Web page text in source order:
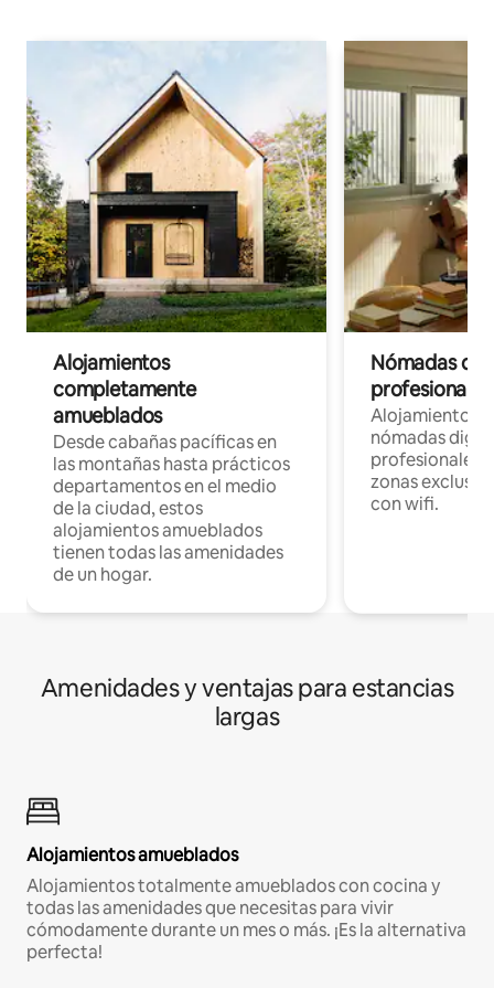
Alojamientos
completamente
amueblados
Desde cabañas pacíficas en
las montañas hasta prácticos
departamentos en el medio
de la ciudad, estos
alojamientos amueblados
tienen todas las amenidades
de un hogar.
Nómadas
Alojamientos
nómadas
profesionales
zonas
con wifi.
Amenidades y ventajas para estancias
largas
Alojamientos amueblados
Alojamientos totalmente amueblados con cocina y
todas las amenidades que necesitas para vivir
cómodamente durante un mes o más. ¡Es la alternativa
perfecta!